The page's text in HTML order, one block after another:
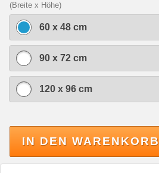
(Breite x Höhe)
60 x 48 cm
90 x 72 cm
120 x 96 cm
IN DEN WARENKORB